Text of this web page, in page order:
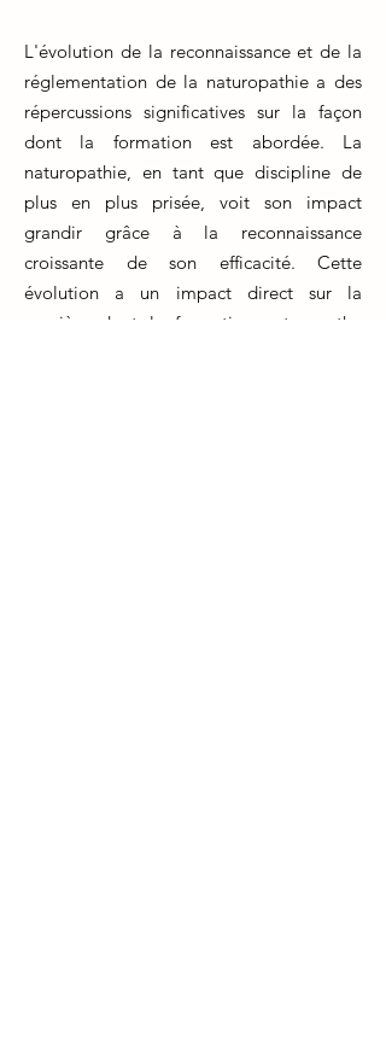
L'évolution de la reconnaissance et de la
réglementation de la naturopathie a des
répercussions significatives sur la façon
dont la formation est abordée. La
naturopathie, en tant que discipline de
plus en plus prisée, voit son impact
grandir grâce à la reconnaissance
croissante de son efficacité. Cette
évolution a un impact direct sur la
manière dont la formation naturopathe